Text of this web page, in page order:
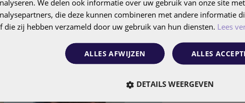
We delen ook informatie over uw gebruik van onze site
die deze kunnen combineren met andere informatie
die zij hebben verzameld door uw gebruik van hun diensten. Lees
ALLES
ALLES AFWIJZEN
DETAILS WEERGEVEN